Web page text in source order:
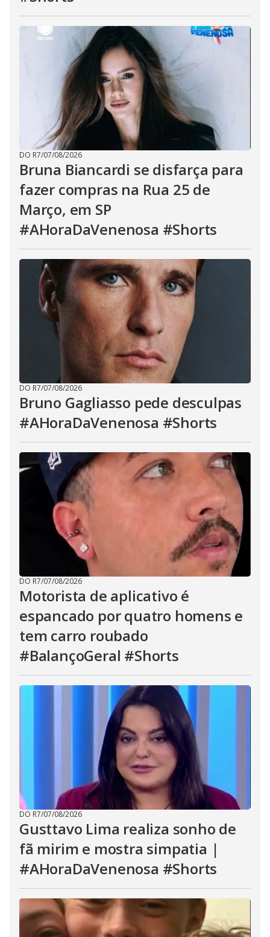
DO R7/07/08/2026
Bruna Biancardi se disfarça para
fazer compras na Rua 25 de
Março, em SP
#AHoraDaVenenosa #Shorts
DO R7/07/08/2026
Bruno Gagliasso pede desculpas
#AHoraDaVenenosa #Shorts
DO R7/07/08/2026
Motorista de aplicativo é
espancado por quatro homens e
tem carro roubado
#BalançoGeral #Shorts
DO R7/07/08/2026
Gusttavo Lima realiza sonho de
fã mirim e mostra simpatia |
#AHoraDaVenenosa #Shorts